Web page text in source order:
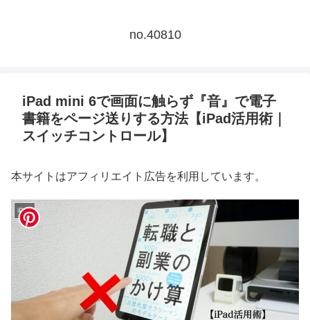
no.40810
iPad mini 6で画面に触らず『音』で電子
書籍をページ送りする方法【iPad活用術｜
スイッチコントロール】
本サイトはアフィリエイト広告を利用しています。
iPad